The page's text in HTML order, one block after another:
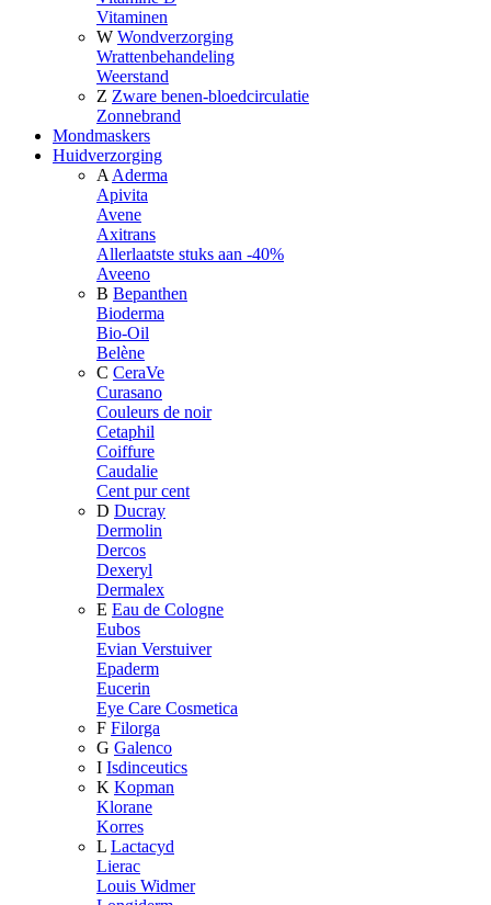
Vitaminen
W Wondverzorging
Wrattenbehandeling
Weerstand
Z Zware benen-bloedcirculatie
Zonnebrand
Mondmaskers
Huidverzorging
A Aderma
Apivita
Avene
Axitrans
Allerlaatste stuks aan -40%
Aveeno
B Bepanthen
Bioderma
Bio-Oil
Belène
C CeraVe
Curasano
Couleurs de noir
Cetaphil
Coiffure
Caudalie
Cent pur cent
D Ducray
Dermolin
Dercos
Dexeryl
Dermalex
E Eau de Cologne
Eubos
Evian Verstuiver
Epaderm
Eucerin
Eye Care Cosmetica
F Filorga
G Galenco
I Isdinceutics
K Kopman
Klorane
Korres
L Lactacyd
Lierac
Louis Widmer